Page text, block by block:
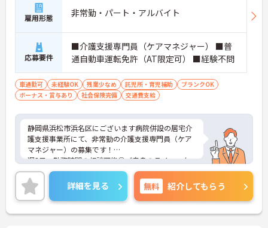
雇用形態 非常勤・パート・アルバイト
応募要件
■介護支援専門員（ケアマネジャー） ■普
通自動車運転免許（AT限定可） ■経験不問
車通勤可 未経験OK 残業少なめ 託児所・育児補助
ブランクOK
ボーナス・賞与あり
社会保険完備 交通費支給
静岡県浜松市浜名区にございます病院併設の居宅介
護支援事業所にて、非常勤の介護支援専門員（ケア
マネジャー）の募集です！
週3日～勤務時間の相談可能◎ご自身のライフスタ
イルに合わせてのご就業が可能です！
また日勤帯のお仕事で、残業もほぼないので、ライ
フワークバランスを重視されている方におススメの
求人です♪
子育て中の方でも仕事との両立ができるよう、施設
詳細を見る 無料 紹介してもらう